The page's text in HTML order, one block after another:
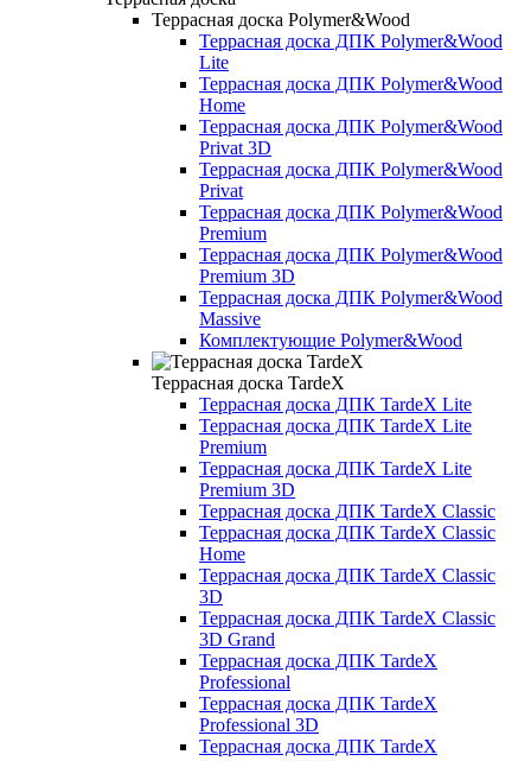
Террасная доска Polymer&Wood
Террасная доска ДПК Polymer&Wood
Lite
Террасная доска ДПК Polymer&Wood
Home
Террасная доска ДПК Polymer&Wood
Privat 3D
Террасная доска ДПК Polymer&Wood
Privat
Террасная доска ДПК Polymer&Wood
Premium
Террасная доска ДПК Polymer&Wood
Premium 3D
Террасная доска ДПК Polymer&Wood
Massive
Комплектующие Polymer&Wood
Террасная доска TardeX
Террасная доска ДПК TardeX Lite
Террасная доска ДПК TardeX Lite
Premium
Террасная доска ДПК TardeX Lite
Premium 3D
Террасная доска ДПК TardeX Classic
Террасная доска ДПК TardeX Classic
Home
Террасная доска ДПК TardeX Classic
3D
Террасная доска ДПК TardeX Classic
3D Grand
Террасная доска ДПК TardeX
Professional
Террасная доска ДПК TardeX
Professional 3D
Террасная доска ДПК TardeX